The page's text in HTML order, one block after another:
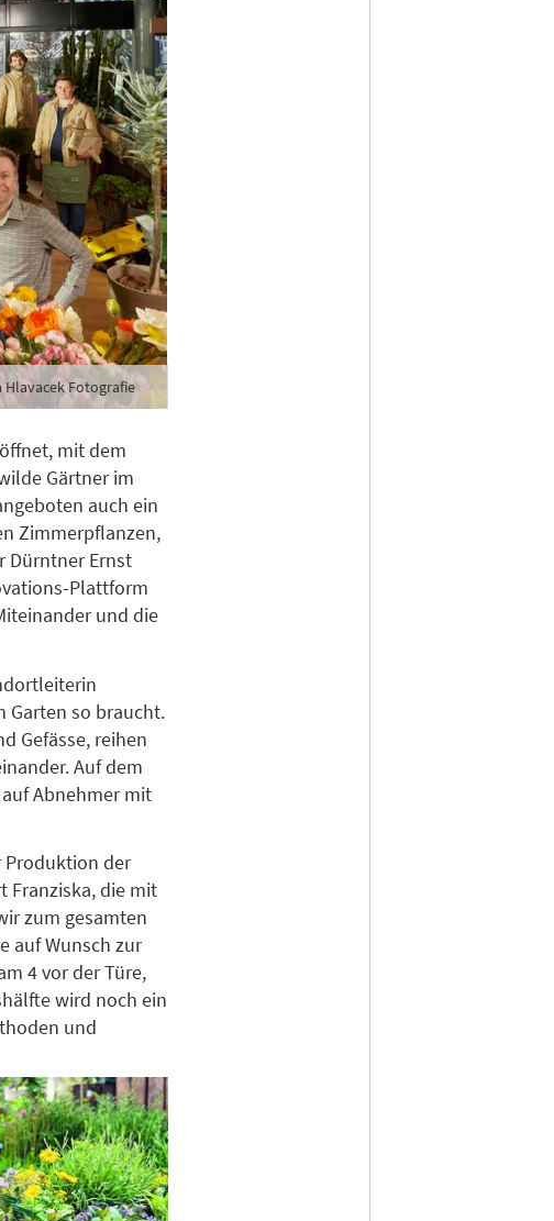
Fotografie
mit dem
Gärtner im
auch ein
Zimmerpflanzen,
Dürntner Ernst
Plattform
und die
Garten so braucht.
Gefässe, reihen
Auf dem
Abnehmer mit
Produktion der
Franziska, die mit
zum gesamten
auf Wunsch zur
4 vor der Türe,
wird noch ein
und